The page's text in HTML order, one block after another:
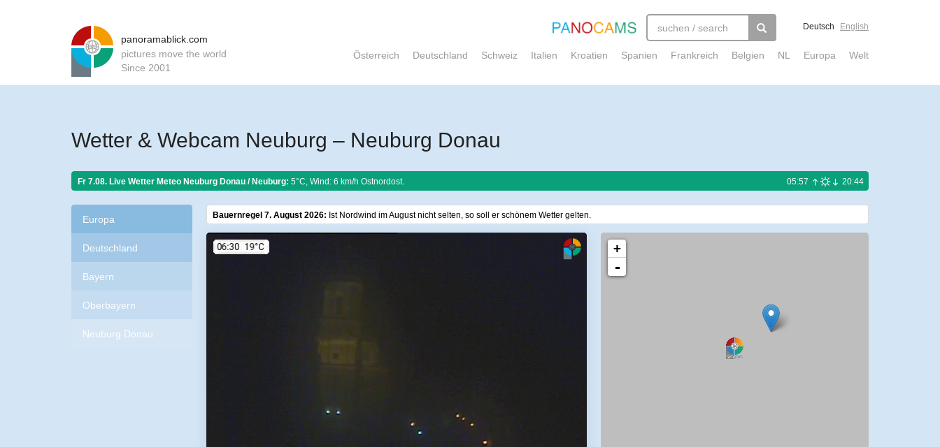
panoramablick.com
pictures move the world
Since 2001
Deutsch English
Österreich Deutschland Schweiz Italien Kroatien Spanien Frankreich Belgien NL Europa Welt
Wetter & Webcam Neuburg – Neuburg Donau
Fr 7.08. Live Wetter Meteo Neuburg Donau / Neuburg: 5°C, Wind: 6 km/h Ostnordost. 05:57 20:44
Europa
Deutschland
Bayern
Oberbayern
Neuburg Donau
Bauernregel 7. August 2026: Ist Nordwind im August nicht selten, so soll er schönem Wetter gelten.
+
-